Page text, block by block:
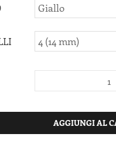
AGGIUNGI AL